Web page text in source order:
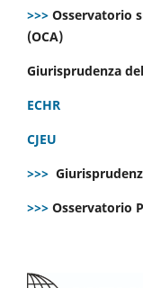
>>> Osservatorio
(OCA)
Giurisprudenza
ECHR
CJEU
>>>
>>> Osservatorio